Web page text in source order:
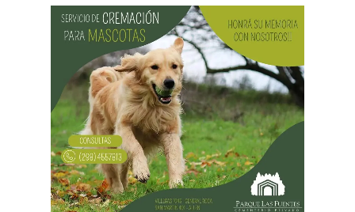
La discusión quedó centrada en una pregunta: cuál
era su capacidad económica real.
El primer tramo de la respuesta apareció en los
informes tributarios. La Agencia de Recaudación
Tributaria de Río Negro informó que el progenitor
figuraba inscripto en actividades vinculadas con
servicios gastronómicos, asesoramiento y gestión
empresarial.También registró vehículos a su nombre.
Luego llegaron los datos de la Municipalidad de